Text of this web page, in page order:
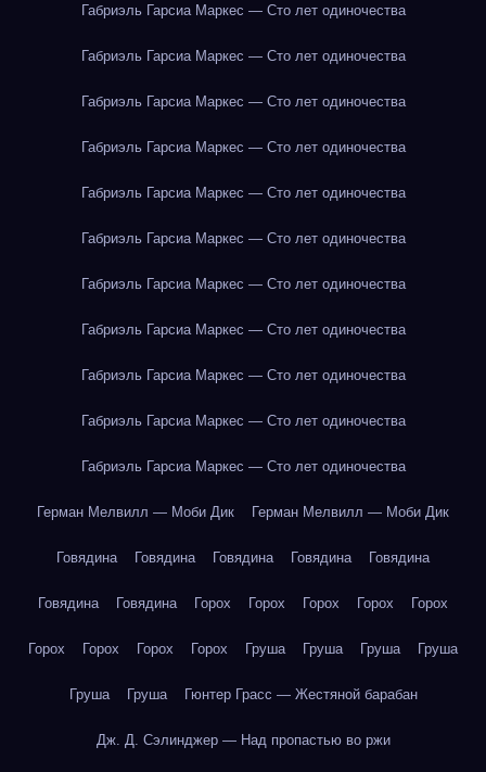
Габриэль Гарсиа Маркес — Сто лет одиночества
Габриэль Гарсиа Маркес — Сто лет одиночества
Габриэль Гарсиа Маркес — Сто лет одиночества
Габриэль Гарсиа Маркес — Сто лет одиночества
Габриэль Гарсиа Маркес — Сто лет одиночества
Габриэль Гарсиа Маркес — Сто лет одиночества
Габриэль Гарсиа Маркес — Сто лет одиночества
Габриэль Гарсиа Маркес — Сто лет одиночества
Габриэль Гарсиа Маркес — Сто лет одиночества
Габриэль Гарсиа Маркес — Сто лет одиночества
Габриэль Гарсиа Маркес — Сто лет одиночества
Герман Мелвилл — Моби Дик Герман Мелвилл — Моби Дик
Говядина Говядина Говядина Говядина Говядина
Говядина Говядина Горох Горох Горох Горох Горох
Горох Горох Горох Горох Груша Груша Груша Груша
Груша Груша Гюнтер Грасс — Жестяной барабан
Дж. Д. Сэлинджер — Над пропастью во ржи